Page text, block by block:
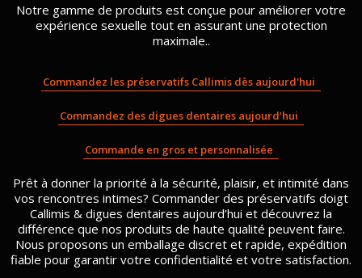
Notre gamme de produits est conçue pour améliorer votre
expérience sexuelle tout en assurant une protection
maximale..
Commandez les préservatifs Callimis dès aujourd'hui
Commandez des digues dentaires aujourd’hui
Commande en gros et personnalisée
Prêt à donner la priorité à la sécurité, plaisir, et intimité dans
vos rencontres intimes? Commander des préservatifs doigt
Callimis & digues dentaires aujourd’hui et découvrez la
différence que nos produits de haute qualité peuvent faire.
Nous proposons un emballage discret et rapide, expédition
fiable pour garantir votre confidentialité et votre satisfaction.